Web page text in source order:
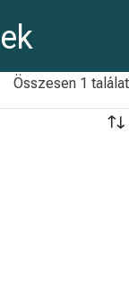
Összesen 1 találat